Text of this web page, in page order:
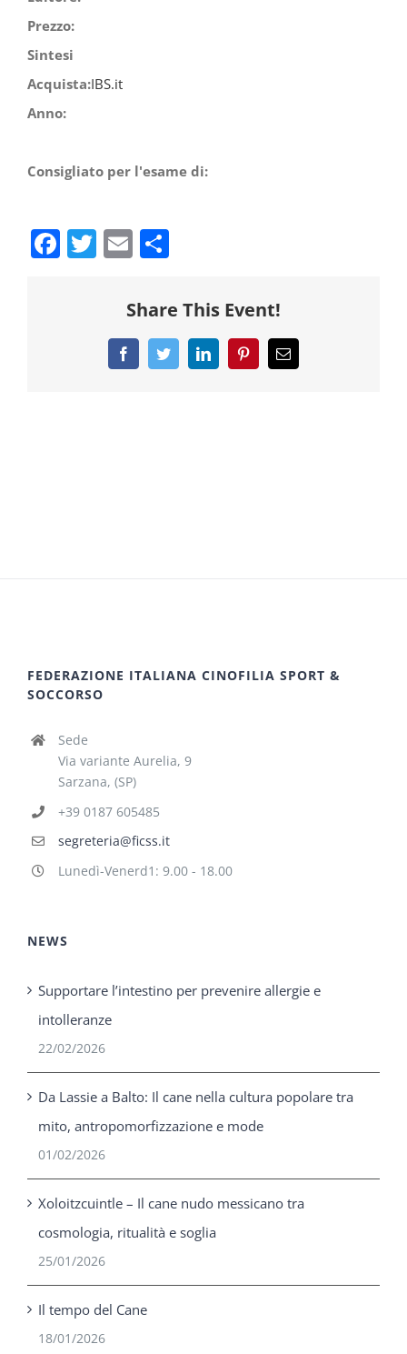
Prezzo:
Sintesi
Acquista:IBS.it
Anno:
Consigliato per l'esame di:
Facebook
Twitter
Email
Share This Event!
FacebookTwitterLinkedInPinterestEmail
FEDERAZIONE ITALIANA CINOFILIA SPORT &
SOCCORSO
Sede
Via variante Aurelia, 9
Sarzana, (SP)
+39 0187 605485
segreteria@ficss.it
Lunedì-Venerd1: 9.00 - 18.00
NEWS
Supportare l’intestino per prevenire allergie e
intolleranze
22/02/2026
Da Lassie a Balto: Il cane nella cultura popolare tra
mito, antropomorfizzazione e mode
01/02/2026
Xoloitzcuintle – Il cane nudo messicano tra
cosmologia, ritualità e soglia
25/01/2026
Il tempo del Cane
18/01/2026